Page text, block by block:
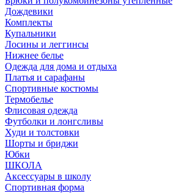
Дождевики
Комплекты
Купальники
Лосины и леггинсы
Нижнее белье
Одежда для дома и отдыха
Платья и сарафаны
Спортивные костюмы
Термобелье
Флисовая одежда
Футболки и лонгсливы
Худи и толстовки
Шорты и бриджи
Юбки
ШКОЛА
Аксессуары в школу
Спортивная форма